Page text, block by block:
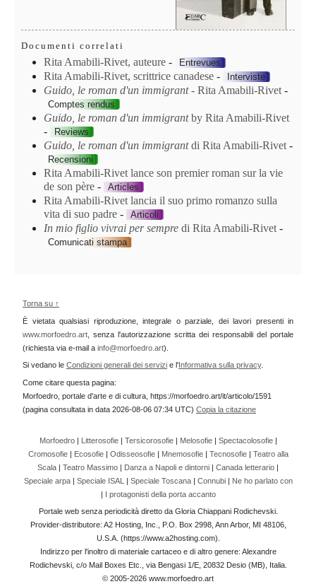
Documenti correlati
Rita Amabili-Rivet, auteure - Entrevues
Rita Amabili-Rivet, scrittrice canadese - Interviste
Guido, le roman d'un immigrant- Rita Amabili-Rivet -
Comptes rendus
Guido, le roman d'un immigrantby Rita Amabili-Rivet
-
Reviews
Guido, le roman d'un immigrantdi Rita Amabili-Rivet -
Recensioni
Rita Amabili-Rivet lance son premier roman sur la vie
de son père - Articles
Rita Amabili-Rivet lancia il suo primo romanzo sulla
vita di suo padre - Articoli
In mio figlio vivrai per sempre di Rita Amabili-Rivet -
Comunicati stampa
Torna su ↑
È vietata qualsiasi riproduzione, integrale o parziale, dei lavori presenti in
www.morfoedro.art , senza l'autorizzazione scritta dei responsabili del portale
(richiesta via e-mail a info@morfoedro.art).
Si vedano le Condizioni generali dei servizi e l' Informativa sulla privacy.
Come citare questa pagina:
Morfoedro, portale d'arte e di cultura, https://morfoedro.art/it/articolo/1591
(pagina consultata in data 2026-08-06 07:34 UTC) Copia la citazione
Morfoedro| Litterosofie| Tersicorosofie| Melosofie| Spectacolosofie|
Cromosofie| Ecosofie| Odisseosofie| Mnemosofie| Tecnosofie| Teatro alla
Scala | Teatro Massimo | Danza a Napoli e dintorni | Canada letterario |
Speciale arpa| Speciale ISAL | Speciale Toscana| Connubi| Ne ho parlato con
| I protagonisti della porta accanto
Portale web senza periodicità diretto da Gloria Chiappani Rodichevski.
Provider-distributore: A2 Hosting, Inc., P.O. Box 2998, Ann Arbor, MI 48106,
U.S.A. (https://www.a2hosting.com).
Indirizzo per l'inoltro di materiale cartaceo e di altro genere: Alexandre
Rodichevski, c/o Mail Boxes Etc., via Bengasi 1/E, 20832 Desio (MB), Italia.
© 2005-2026 www.morfoedro.art